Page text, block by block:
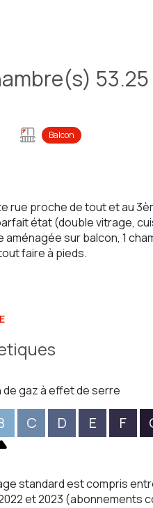
Balcon
rue proche de tout et au
état (double vitrage,
sur balcon, 1
faire à pieds.
de gaz à effet de serre
C D E F
standard est compris
et 2023 (abonnements